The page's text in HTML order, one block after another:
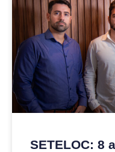
SETELOC: 8